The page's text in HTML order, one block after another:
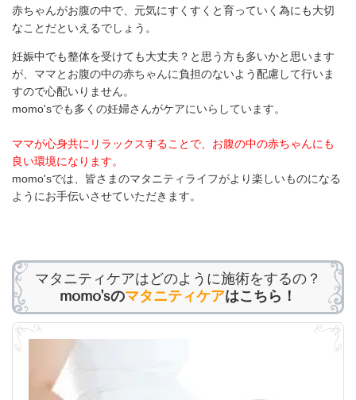
赤ちゃんがお腹の中で、元気にすくすくと育っていく為にも大切
なことだといえるでしょう。
妊娠中でも整体を受けても大丈夫？と思う方も多いかと思います
が、ママとお腹の中の赤ちゃんに負担のないよう配慮して行いま
すので心配いりません。
momo'sでも多くの妊婦さんがケアにいらしています。
ママが心身共にリラックスすることで、お腹の中の赤ちゃんにも
良い環境になります。
momo'sでは、皆さまのマタニティライフがより楽しいものになる
ようにお手伝いさせていただきます。
マタニティケアはどのように施術をするの？
momo'sのマタニティケアはこちら！